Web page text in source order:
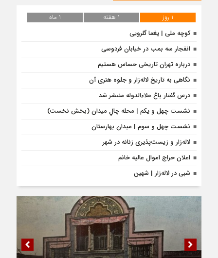
1 روز 1 هفته
1 ماه
کوچه ملی | یغما گلرویی
انفجار سه بمب در خیابان فردوسی
درباره تهران تاریخی حساس هستیم
نگاهی به تاریخ لاله‌زار و جلوه هنری آن
درس‌ گفتار باغ علاءالدوله منتشر شد
نشست چهل و یکم | محله چالِ میدان (بخش نخست)
نشست چهل و سوم | میدان بهارستان
لاله‌زار و زیست‌پذیری زنانه در شهر
اعلان حراج اموال عالیه خانم
شبی در لاله‌زار | شهین